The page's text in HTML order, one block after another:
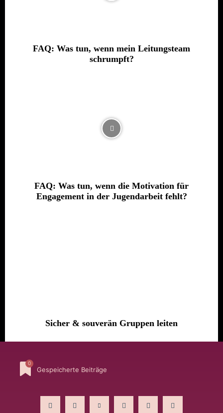
FAQ: Was tun, wenn mein Leitungsteam
schrumpft?
FAQ: Was tun, wenn die Motivation für
Engagement in der Jugendarbeit fehlt?
Sicher & souverän Gruppen leiten
0
Gespeicherte Beiträge